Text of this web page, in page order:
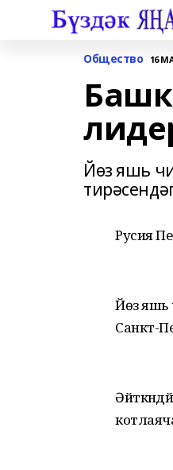
Общество 16
Йөз яшь
Русия
Йөз яшь
Санкт-